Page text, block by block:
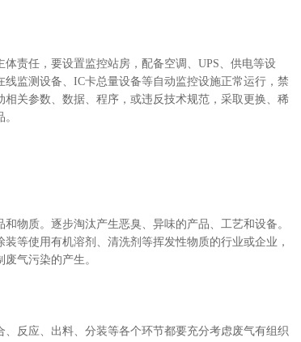
任，要设置监控站房，配备空调、UPS、供电等设
监测设备、IC卡总量设备等自动监控设施正常运行，禁
关参数、数据、程序，或违反技术规范，采取更换、稀
质。逐步淘汰产生恶臭、异味的产品、工艺和设备。
等使用有机溶剂、清洗剂等挥发性物质的行业或企业，
气污染的产生。
反应、出料、分装等各个环节都要充分考虑废气有组织